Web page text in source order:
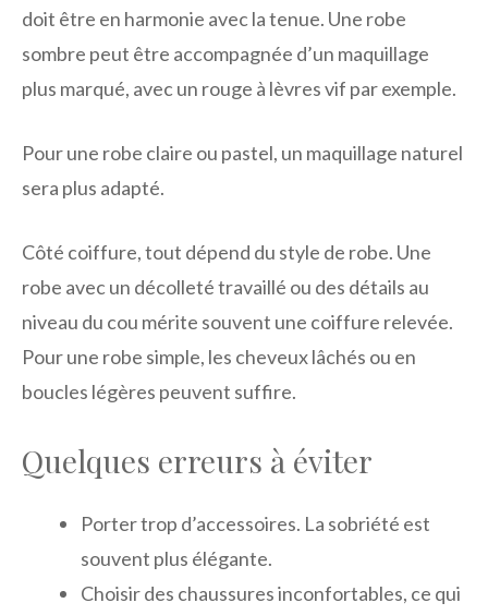
doit être en harmonie avec la tenue. Une robe
sombre peut être accompagnée d’un maquillage
plus marqué, avec un rouge à lèvres vif par exemple.
Pour une robe claire ou pastel, un maquillage naturel
sera plus adapté.
Côté coiffure, tout dépend du style de robe. Une
robe avec un décolleté travaillé ou des détails au
niveau du cou mérite souvent une coiffure relevée.
Pour une robe simple, les cheveux lâchés ou en
boucles légères peuvent suffire.
Quelques erreurs à éviter
Porter trop d’accessoires. La sobriété est
souvent plus élégante.
Choisir des chaussures inconfortables, ce qui